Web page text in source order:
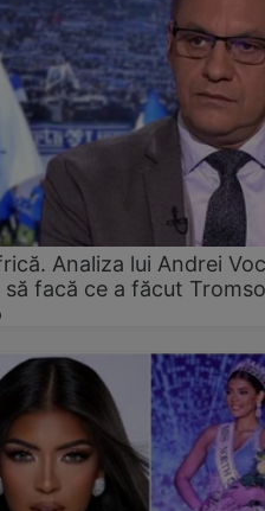
Analiza lui Andrei
să facă ce a făcut